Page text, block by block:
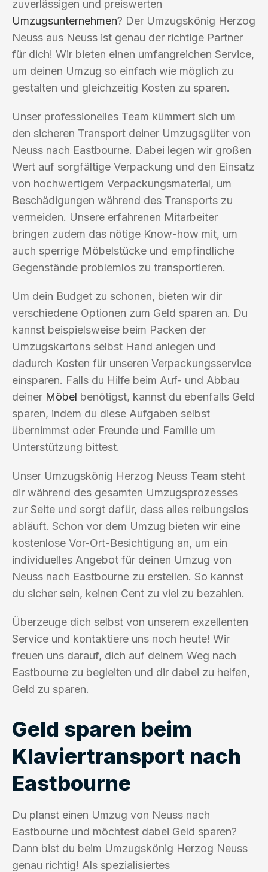
zuverlässigen und preiswerten
Umzugsunternehmen? Der Umzugskönig Herzog
Neuss aus Neuss ist genau der richtige Partner
für dich! Wir bieten einen umfangreichen Service,
um deinen Umzug so einfach wie möglich zu
gestalten und gleichzeitig Kosten zu sparen.
Unser professionelles Team kümmert sich um
den sicheren Transport deiner Umzugsgüter von
Neuss nach Eastbourne. Dabei legen wir großen
Wert auf sorgfältige Verpackung und den Einsatz
von hochwertigem Verpackungsmaterial, um
Beschädigungen während des Transports zu
vermeiden. Unsere erfahrenen Mitarbeiter
bringen zudem das nötige Know-how mit, um
auch sperrige Möbelstücke und empfindliche
Gegenstände problemlos zu transportieren.
Um dein Budget zu schonen, bieten wir dir
verschiedene Optionen zum Geld sparen an. Du
kannst beispielsweise beim Packen der
Umzugskartons selbst Hand anlegen und
dadurch Kosten für unseren Verpackungsservice
einsparen. Falls du Hilfe beim Auf- und Abbau
deiner Möbel benötigst, kannst du ebenfalls Geld
sparen, indem du diese Aufgaben selbst
übernimmst oder Freunde und Familie um
Unterstützung bittest.
Unser Umzugskönig Herzog Neuss Team steht
dir während des gesamten Umzugsprozesses
zur Seite und sorgt dafür, dass alles reibungslos
abläuft. Schon vor dem Umzug bieten wir eine
kostenlose Vor-Ort-Besichtigung an, um ein
individuelles Angebot für deinen Umzug von
Neuss nach Eastbourne zu erstellen. So kannst
du sicher sein, keinen Cent zu viel zu bezahlen.
Überzeuge dich selbst von unserem exzellenten
Service und kontaktiere uns noch heute! Wir
freuen uns darauf, dich auf deinem Weg nach
Eastbourne zu begleiten und dir dabei zu helfen,
Geld zu sparen.
Geld sparen beim
Klaviertransport nach
Eastbourne
Du planst einen Umzug von Neuss nach
Eastbourne und möchtest dabei Geld sparen?
Dann bist du beim Umzugskönig Herzog Neuss
genau richtig! Als spezialisiertes